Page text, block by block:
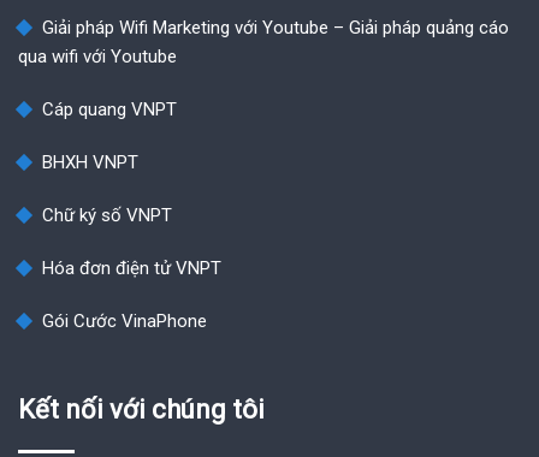
Giải pháp Wifi Marketing với Youtube – Giải pháp quảng cáo
qua wifi với Youtube
Cáp quang VNPT
BHXH VNPT
Chữ ký số VNPT
Hóa đơn điện tử VNPT
Gói Cước VinaPhone
Kết nối với chúng tôi